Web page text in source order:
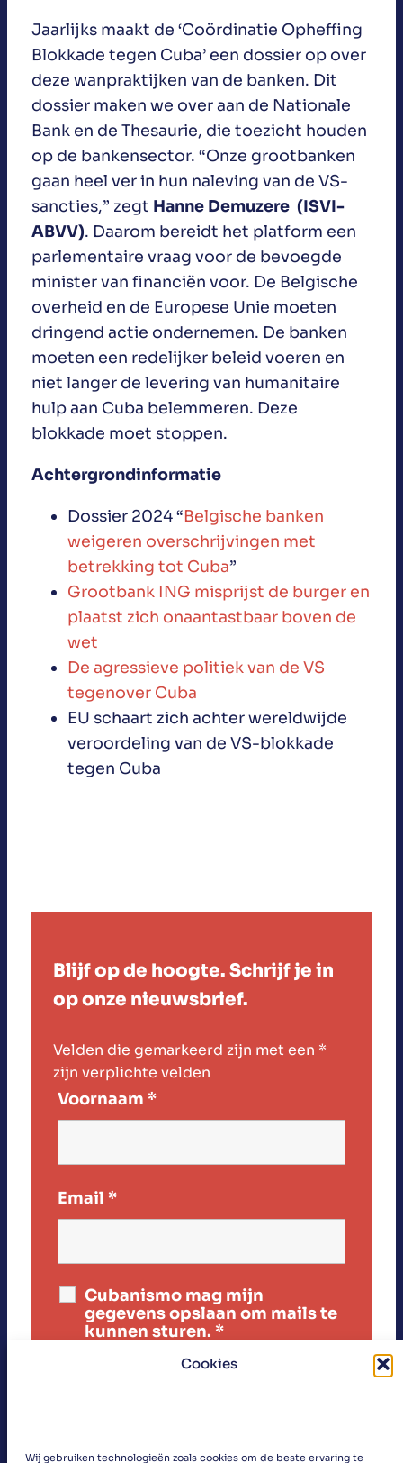
Cookies
Wij gebruiken technologieën zoals cookies om de beste ervaring te
Jaarlijks maakt de ‘Coördinatie Opheffing
Blokkade tegen Cuba’ een dossier op over
deze wanpraktijken van de banken. Dit
dossier maken we over aan de Nationale
Bank en de Thesaurie, die toezicht houden
op de bankensector. “Onze grootbanken
gaan heel ver in hun naleving van de VS-
sancties,” zegt Hanne Demuzere (ISVI-
ABVV). Daarom bereidt het platform een
parlementaire vraag voor de bevoegde
minister van financiën voor. De Belgische
overheid en de Europese Unie moeten
dringend actie ondernemen. De banken
moeten een redelijker beleid voeren en
niet langer de levering van humanitaire
hulp aan Cuba belemmeren. Deze
blokkade moet stoppen.
Achtergrondinformatie
Dossier 2024 “Belgische banken
weigeren overschrijvingen met
betrekking tot Cuba”
Grootbank ING misprijst de burger en
plaatst zich onaantastbaar boven de
wet
De agressieve politiek van de VS
tegenover Cuba
EU schaart zich achter wereldwijde
veroordeling van de VS-blokkade
tegen Cuba
Blijf op de hoogte. Schrijf je in
op onze nieuwsbrief.
Velden die gemarkeerd zijn met een *
zijn verplichte velden
Voornaam *
Email *
Cubanismo mag mijn
gegevens opslaan om mails te
kunnen sturen. *